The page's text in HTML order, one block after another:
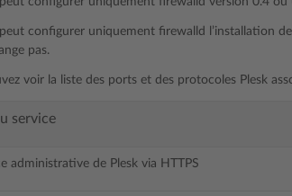
peut configurer uniquement firewalld l’installation
pas.
voir la liste des ports et des protocoles Plesk
service
administrative de Plesk via HTTPS